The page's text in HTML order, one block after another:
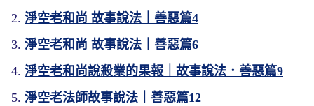
淨空老和尚 故事說法｜善惡篇4
淨空老和尚 故事說法｜善惡篇6
淨空老和尚說殺業的果報｜故事說法．善惡篇9
淨空老法師故事說法｜善惡篇12